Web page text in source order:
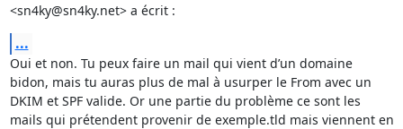
<sn4ky@sn4ky.net> a écrit :
...
Oui et non. Tu peux faire un mail qui vient d’un domaine
bidon, mais tu auras plus de mal à usurper le From avec un
DKIM et SPF valide. Or une partie du problème ce sont les
mails qui prétendent provenir de exemple.tld mais viennent en